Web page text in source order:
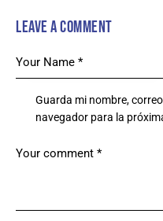
LEAVE A COMMENT
Guarda mi nombre,
navegador para la